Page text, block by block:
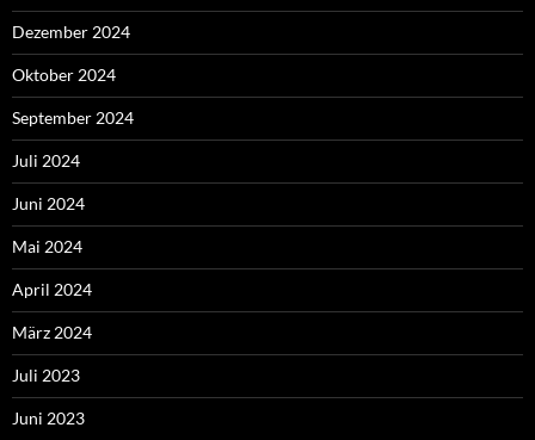
Dezember 2024
Oktober 2024
September 2024
Juli 2024
Juni 2024
Mai 2024
April 2024
März 2024
Juli 2023
Juni 2023